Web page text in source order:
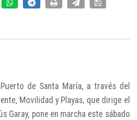
de Santa María, a través del
Movilidad y Playas, que dirige el
Garay, pone en marcha este sábado